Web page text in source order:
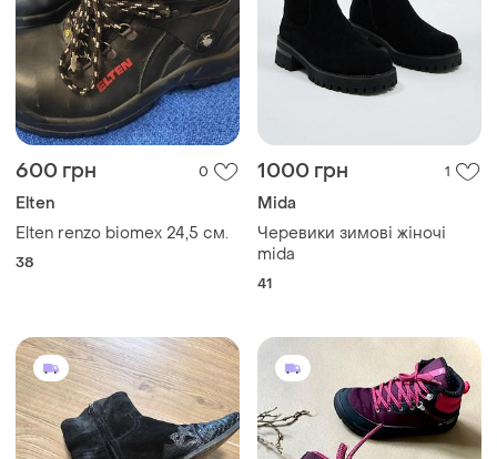
600 грн 0
Elten
Elten renzo biomex 24,5 см.
38
1000 грн 1
Mida
Черевики зимові жіночі
mida
41